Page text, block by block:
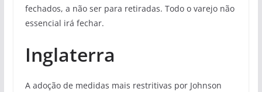
fechados, a não ser para retiradas. Todo o varejo não
essencial irá fechar.
Inglaterra
A adoção de medidas mais restritivas por Johnson